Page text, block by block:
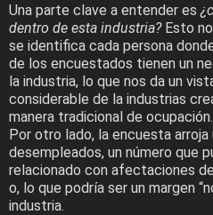
Una parte clave a entender es
dentro de esta industria?Esto
se identifica cada persona
de los encuestados tienen un
la industria, lo que nos da un
considerable de la industrias
manera tradicional de ocupación.
Por otro lado, la encuesta
desempleados, un número que
relacionado con afectaciones
o, lo que podría ser un margen
industria.